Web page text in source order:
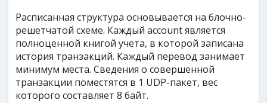
Расписанная структура основывается на блочно-
решетчатой схеме. Каждый account является
полноценной книгой учета, в которой записана
история транзакций. Каждый перевод занимает
минимум места. Сведения о совершенной
транзакции поместятся в 1 UDP-пакет, вес
которого составляет 8 байт.